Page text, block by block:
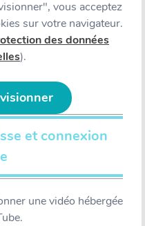
vous acceptez
sur votre navigateur.
des données
).
et connexion
une vidéo hébergée